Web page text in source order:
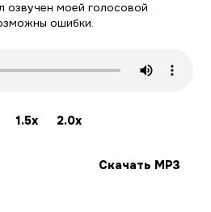
озвучен моей голосовой
ошибки.
1.5x 2.0x
Скачать MP3